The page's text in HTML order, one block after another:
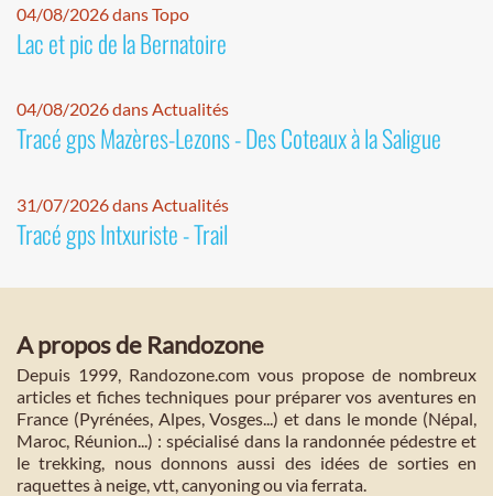
04/08/2026 dans Topo
Lac et pic de la Bernatoire
04/08/2026 dans Actualités
Tracé gps Mazères-Lezons - Des Coteaux à la Saligue
31/07/2026 dans Actualités
Tracé gps Intxuriste - Trail
A propos de Randozone
Depuis 1999, Randozone.com vous propose de nombreux
articles et fiches techniques pour préparer vos aventures en
France (Pyrénées, Alpes, Vosges...) et dans le monde (Népal,
Maroc, Réunion...) : spécialisé dans la randonnée pédestre et
le trekking, nous donnons aussi des idées de sorties en
raquettes à neige, vtt, canyoning ou via ferrata.